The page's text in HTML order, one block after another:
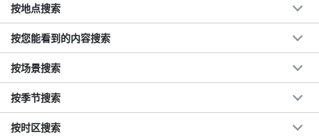
按地点搜索
按您能看到的内容搜索
按场景搜索
按季节搜索
按时区搜索